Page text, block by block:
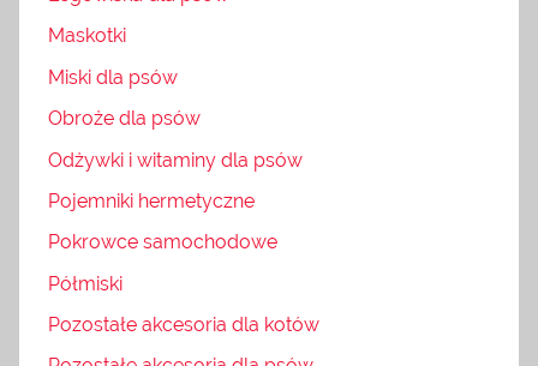
Maskotki
Miski dla psów
Obroże dla psów
Odżywki i witaminy dla psów
Pojemniki hermetyczne
Pokrowce samochodowe
Półmiski
Pozostałe akcesoria dla kotów